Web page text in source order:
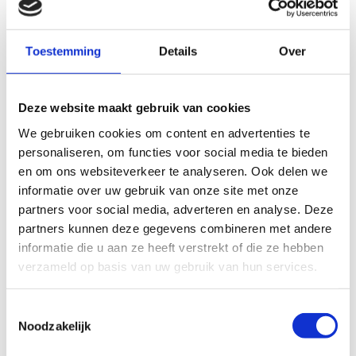
Toestemming Details Over
Deze website maakt gebruik van cookies
We gebruiken cookies om content en advertenties te
personaliseren, om functies voor social media te bieden
en om ons websiteverkeer te analyseren. Ook delen we
informatie over uw gebruik van onze site met onze
partners voor social media, adverteren en analyse. Deze
partners kunnen deze gegevens combineren met andere
informatie die u aan ze heeft verstrekt of die ze hebben
verzameld op basis van uw gebruik van hun services.
Noodzakelijk
Hebben jullie ook een jaarabonnement?
Ik organiseer dit jaar een personeelsfeest/ teamuitje/
familiedag. Kan ik bij jullie terecht voor een compleet arrangement?
Ik ben op zoek naar een locatie voor ons bedrijfsevent. Kan dit
bij jullie?
Ik wil graag langskomen met mijn KBO-vereniging, hebben
Ik wil een kinderfeestje vieren bij Het Aardbeienland. Is dat